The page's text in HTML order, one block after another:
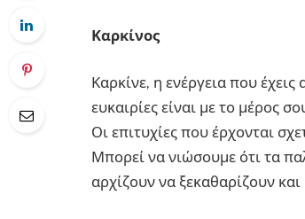
Καρκίνος
Καρκίνε, η ενέργεια που
ευκαιρίες είναι με το μέρος
Οι επιτυχίες που έρχονται
Μπορεί να νιώσουμε ότι τα
αρχίζουν να ξεκαθαρίζουν